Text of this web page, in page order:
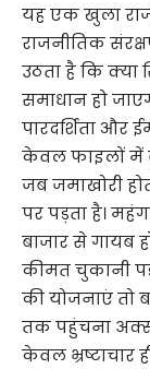
यह एक खुला
राजनीतिक
उठता है कि
समाधान हो
पारदर्शिता और
केवल फाइलों में
जब जमाखोरी
पर पड़ता है।
बाजार से गायब
कीमत चुकानी
की योजनाएं तो
तक पहुंचना
केवल भ्रष्टाचार